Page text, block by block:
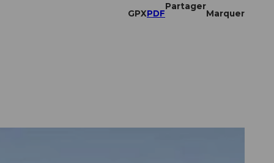
GPXPDF
Partager
Marquer